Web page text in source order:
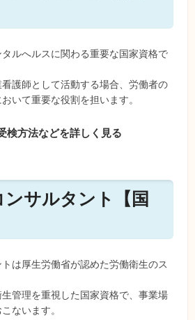
ルへルスに関わる重要な国家資格で
護師として活動する場合、労働者の
いて重要な役割を担います。
検方法などを詳しく見る
ンサルタント【国
は厚生労働省が認めた労働衛生のス
管理を重視した国家資格で、事業場
ないます。